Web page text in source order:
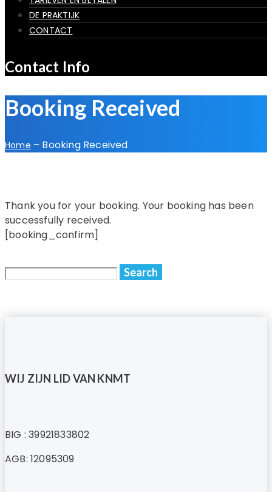
DE PRAKTIJK
CONTACT
Contact Info
Booking Received
Home – Booking Received
Thank you for your booking. Your booking has been
successfully received.
[booking_confirm]
WIJ ZIJN LID VAN KNMT
BIG : 39921833802
AGB: 12095309